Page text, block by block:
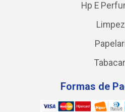
Hp E
Formas de